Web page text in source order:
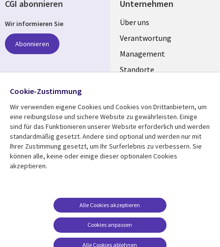
Unternehmen
Useful
links
GERMANY
Über uns
Verantwortung
Management
Standorte
Mediathek
Library
GERMANY
Aktuelles
Rechtliches
Beschwerden/Hinweise
Compliance
Datenschutz
Impressum
CGI abonnieren
Wir informieren Sie
Abonnieren
Folgen Sie uns
Social
Media
GERMANY
Cookie-Zustimmung
Wir verwenden eigene Cookies und Cookies von Drittanbietern, um
eine reibungslose und sichere Website zu gewährleisten. Einige
sind für das Funktionieren unserer Website erforderlich und werden
standardmäßig gesetzt. Andere sind optional und werden nur mit
Ihrer Zustimmung gesetzt, um Ihr Surferlebnis zu verbessern. Sie
können alle, keine oder einige dieser optionalen Cookies
akzeptieren.
Cookies anpassen
Alle Cookies akzeptieren
Alle Cookies ablehnen